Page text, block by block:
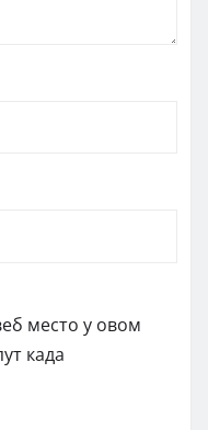
место у овом
када